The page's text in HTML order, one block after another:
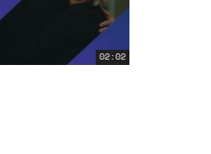
02:02